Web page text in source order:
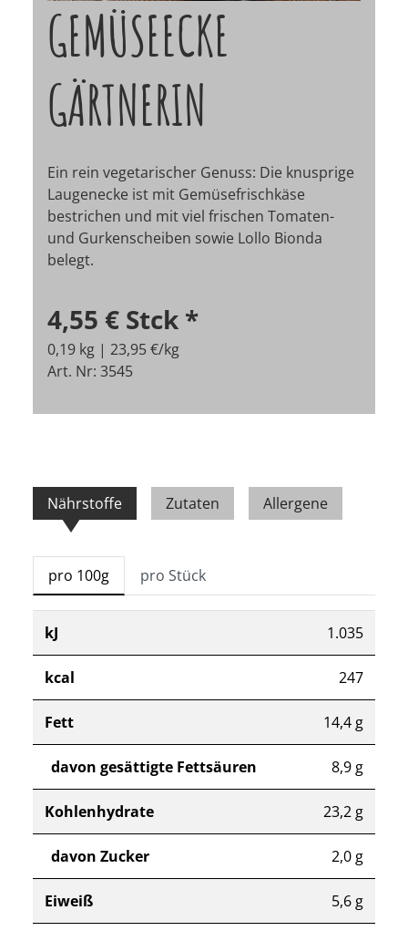
GEMÜSEECKE
GÄRTNERIN
Ein rein vegetarischer Genuss: Die knusprige
Laugenecke ist mit Gemüsefrischkäse
bestrichen und mit viel frischen Tomaten-
und Gurkenscheiben sowie Lollo Bionda
belegt.
4,55 € Stck *
0,19 kg | 23,95 €/kg
Art. Nr: 3545
Nährstoffe Zutaten Allergene
pro 100g pro Stück
kJ 1.035
kcal 247
Fett 14,4 g
davon gesättigte Fettsäuren 8,9 g
Kohlenhydrate 23,2 g
davon Zucker 2,0 g
Eiweiß 5,6 g